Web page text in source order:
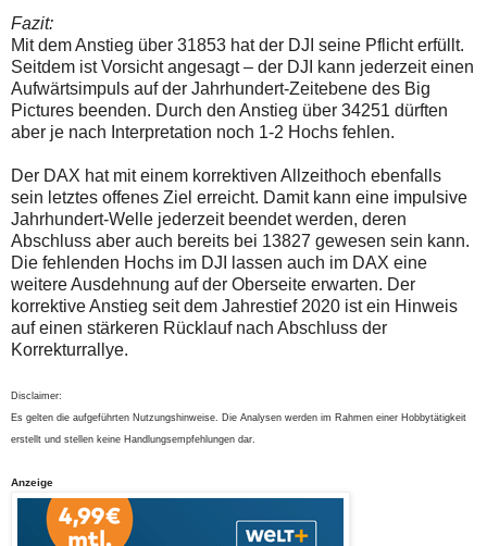
Fazit:
Mit dem Anstieg über 31853 hat der DJI seine Pflicht erfüllt.
Seitdem ist Vorsicht angesagt – der DJI kann jederzeit einen
Aufwärtsimpuls auf der Jahrhundert-Zeitebene des Big
Pictures beenden. Durch den Anstieg über 34251 dürften
aber je nach Interpretation noch 1-2 Hochs fehlen.
Der DAX hat mit einem korrektiven Allzeithoch ebenfalls
sein letztes offenes Ziel erreicht. Damit kann eine impulsive
Jahrhundert-Welle jederzeit beendet werden, deren
Abschluss aber auch bereits bei 13827 gewesen sein kann.
Die fehlenden Hochs im DJI lassen auch im DAX eine
weitere Ausdehnung auf der Oberseite erwarten. Der
korrektive Anstieg seit dem Jahrestief 2020 ist ein Hinweis
auf einen stärkeren Rücklauf nach Abschluss der
Korrekturrallye.
Disclaimer:
Es gelten die aufgeführten Nutzungshinweise. Die Analysen werden im Rahmen einer Hobbytätigkeit
erstellt und stellen keine Handlungsempfehlungen dar.
Anzeige